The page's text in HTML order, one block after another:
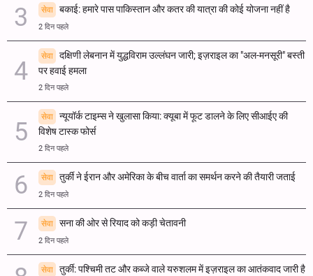
सेवा बकाई: हमारे पास पाकिस्तान और कतर की यात्रा की कोई योजना नहीं है
2 दिन पहले
सेवा
दक्षिणी लेबनान में युद्धविराम उल्लंघन जारी; इज़राइल का "अल-मनसूरी" बस्ती
पर हवाई हमला
2 दिन पहले
सेवा
न्यूयॉर्क टाइम्स ने खुलासा किया: क्यूबा में फूट डालने के लिए सीआईए की
विशेष टास्क फोर्स
2 दिन पहले
सेवा तुर्की ने ईरान और अमेरिका के बीच वार्ता का समर्थन करने की तैयारी जताई
2 दिन पहले
सेवा सना की ओर से रियाद को कड़ी चेतावनी
2 दिन पहले
सेवा तुर्की: पश्चिमी तट और कब्जे वाले यरुशलम में इज़राइल का आतंकवाद जारी है